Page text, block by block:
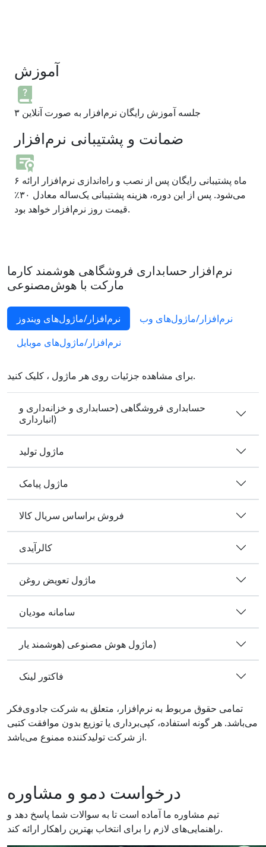
آموزش
۳ جلسه آموزش رایگان نرم‌افزار به صورت آنلاین
ضمانت و پشتیبانی نرم‌افزار
۶ ماه پشتیبانی رایگان پس از نصب و راه‌اندازی نرم‌افزار ارائه
می‌شود. پس از این دوره، هزینه پشتیبانی یک‌ساله معادل ۳۰٪
قیمت روز نرم‌افزار خواهد بود.
نرم‌افزار حسابداری فروشگاهی هوشمند کارما
مارکت با هوش‌مصنوعی
نرم‌افزار/ماژول‌های ویندوز
نرم‌افزار/ماژول‌های وب
نرم‌افزار/ماژول‌های موبایل
برای مشاهده جزئیات روی هر ماژول ، کلیک کنید.
حسابداری فروشگاهی (حسابداری و خزانه‌داری و
انبارداری)
ماژول تولید
ماژول پیامک
فروش براساس سریال کالا
کالرآیدی
ماژول تعویض روغن
سامانه مودیان
ماژول هوش مصنوعی (هوشمند یار)
فاکتور لینک
تمامی حقوق مربوط به نرم‌افزار، متعلق به شرکت جادوی‌فکر
می‌باشد. هر گونه استفاده، کپی‌برداری یا توزیع بدون موافقت کتبی
از شرکت تولیدکننده ممنوع می‌باشد.
درخواست دمو و مشاوره
تیم مشاوره ما آماده است تا به سوالات شما پاسخ دهد و
راهنمایی‌های لازم را برای انتخاب بهترین راهکار ارائه کند.